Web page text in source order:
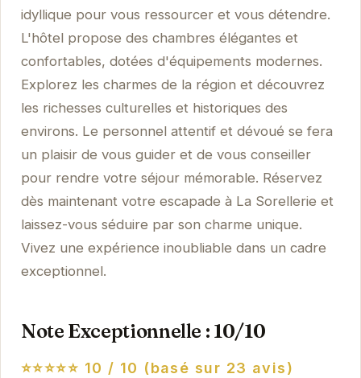
idyllique pour vous ressourcer et vous détendre.
L'hôtel propose des chambres élégantes et
confortables, dotées d'équipements modernes.
Explorez les charmes de la région et découvrez
les richesses culturelles et historiques des
environs. Le personnel attentif et dévoué se fera
un plaisir de vous guider et de vous conseiller
pour rendre votre séjour mémorable. Réservez
dès maintenant votre escapade à La Sorellerie et
laissez-vous séduire par son charme unique.
Vivez une expérience inoubliable dans un cadre
exceptionnel.
Note Exceptionnelle : 10/10
⭐⭐⭐⭐⭐ 10 / 10 (basé sur 23 avis)